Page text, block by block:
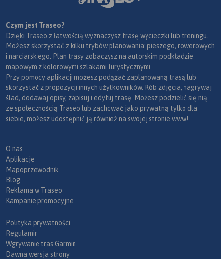
Czym jest Traseo?
Dzięki Traseo z łatwością wyznaczysz trasę wycieczki lub treningu.
Możesz skorzystać z kilku trybów planowania: pieszego, rowerowych
i narciarskiego. Plan trasy zobaczysz na autorskim podkładzie
mapowym z kolorowymi szlakami turystycznymi.
Przy pomocy aplikacji możesz podążać zaplanowaną trasą lub
skorzystać z propozycji innych użytkowników. Rób zdjęcia, nagrywaj
ślad, dodawaj opisy, zapisuj i edytuj trasę. Możesz podzielić się nią
ze społecznością Traseo lub zachować jako prywatną tylko dla
siebie, możesz udostępnić ją również na swojej stronie www!
O nas
Aplikacje
Mapoprzewodnik
Blog
Reklama w Traseo
Kampanie promocyjne
Polityka prywatności
Regulamin
Wgrywanie tras Garmin
Dawna wersja strony